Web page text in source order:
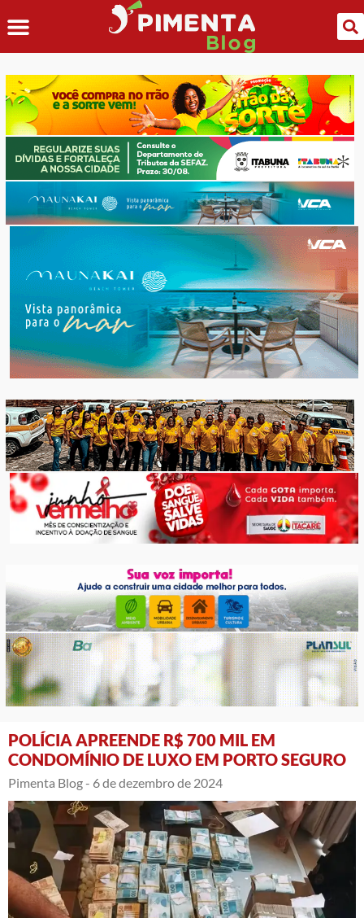
POLÍCIA APREENDE R$ 700 MIL EM
CONDOMÍNIO DE LUXO EM PORTO SEGURO
Pimenta Blog - 6 de dezembro de 2024